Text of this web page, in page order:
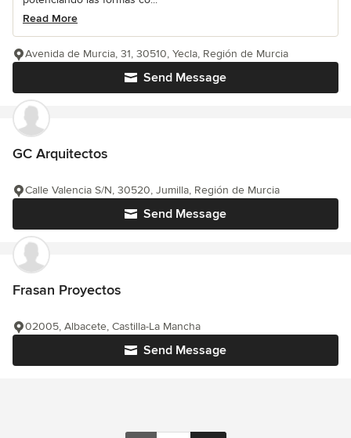
Read More
Send Message
Avenida de Murcia, 31, 30510, Yecla, Región de Murcia
GC Arquitectos
Send Message
Calle Valencia S/N, 30520, Jumilla, Región de Murcia
Frasan Proyectos
Send Message
02005, Albacete, Castilla-La Mancha